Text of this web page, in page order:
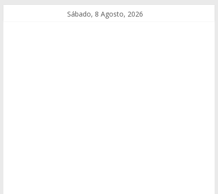
Sábado, 8 Agosto, 2026